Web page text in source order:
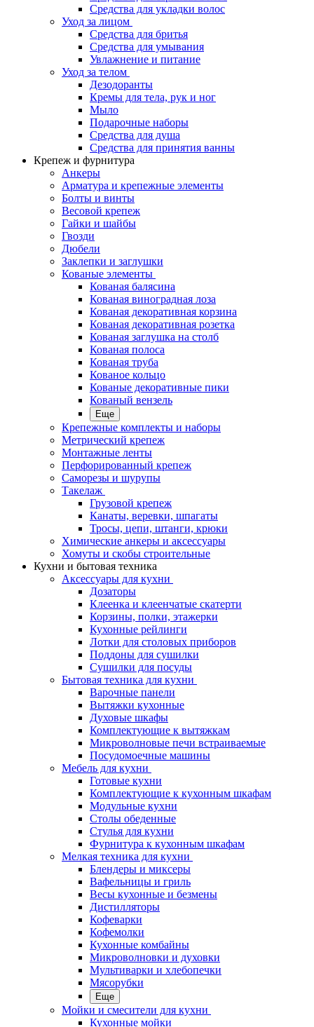
Средства для укладки волос
Уход за лицом
Средства для бритья
Средства для умывания
Увлажнение и питание
Уход за телом
Дезодоранты
Кремы для тела, рук и ног
Мыло
Подарочные наборы
Средства для душа
Средства для принятия ванны
Крепеж и фурнитура
Анкеры
Арматура и крепежные элементы
Болты и винты
Весовой крепеж
Гайки и шайбы
Гвозди
Дюбели
Заклепки и заглушки
Кованые элементы
Кованая балясина
Кованая виноградная лоза
Кованая декоративная корзина
Кованая декоративная розетка
Кованая заглушка на столб
Кованая полоса
Кованая труба
Кованое кольцо
Кованые декоративные пики
Кованый вензель
Еще
Крепежные комплекты и наборы
Метрический крепеж
Монтажные ленты
Перфорированный крепеж
Саморезы и шурупы
Такелаж
Грузовой крепеж
Канаты, веревки, шпагаты
Тросы, цепи, штанги, крюки
Химические анкеры и аксессуары
Хомуты и скобы строительные
Кухни и бытовая техника
Аксессуары для кухни
Дозаторы
Клеенка и клеенчатые скатерти
Корзины, полки, этажерки
Кухонные рейлинги
Лотки для столовых приборов
Поддоны для сушилки
Сушилки для посуды
Бытовая техника для кухни
Варочные панели
Вытяжки кухонные
Духовые шкафы
Комплектующие к вытяжкам
Микроволновые печи встраиваемые
Посудомоечные машины
Мебель для кухни
Готовые кухни
Комплектующие к кухонным шкафам
Модульные кухни
Столы обеденные
Стулья для кухни
Фурнитура к кухонным шкафам
Мелкая техника для кухни
Блендеры и миксеры
Вафельницы и гриль
Весы кухонные и безмены
Дистилляторы
Кофеварки
Кофемолки
Кухонные комбайны
Микроволновки и духовки
Мультиварки и хлебопечки
Мясорубки
Еще
Мойки и смесители для кухни
Кухонные мойки